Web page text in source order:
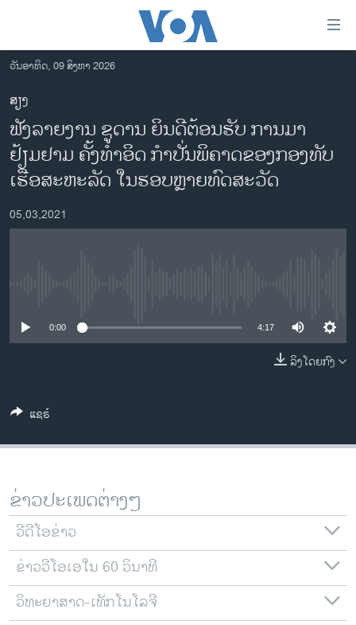
ເຂົ້າ
ຫາ
ຂ້າມ
ຂ້າມ
ຂ້າມ
ໄປ
ຫາ
ຊອກ
ຄົ້ນ
ລາວ
ອາເມຣິກາ
ການເລືອກຕັ້ງ ປະທານາທີບໍດີ ສະຫະລັດ 2024
ໂລກ
ຊຸມຊົນຊາວລາວ
ສຽງ
ລາຍການກະຈາຍສຽງ
ຕິດຕາມພວກເຮົາ ທີ່
ພາສາຕ່າງໆ
ວັນອາທິດ, 09 ສິງຫາ 2026
ສຽງ
ຟັງລາຍງານ ຊູດານ ຍິນດີຕ້ອນຮັບ ການມາ
ຢ້ຽມຢາມ ຄັ້ງທຳອິດ ກຳປັ່ນພິຄາດຂອງກອງທັບ
ເຮືອສະຫະລັດ ໃນຮອບຫຼາຍທົດສະວັດ
05,03,2021
0:00 4:17
ລິງໂດຍກົງ
ແຊຣ໌
ຂ່າວປະເພດຕ່າງໆ
ວີດີໂອຂ່າວ
ຂ່າວວີໂອເອໃນ 60 ວິນາທີ
ວິທະຍາສາດ-ເທັກໂນໂລຈີ